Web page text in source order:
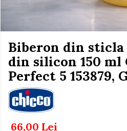
Jucarii de baie
Caluti balansoar
Interactive, educative si
muzicale
Figurine
Ateliere si unelte
Ingrijire cosmetica mamici
Perioada Sarcinii
Pompe de san
Sisteme De Purtare
Biberon din
din silicon 150 ml
Perfect 5 153879,
66,00 Lei